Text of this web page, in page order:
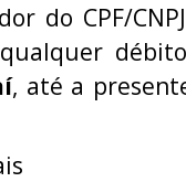
do CPF/
qualquer
, até a